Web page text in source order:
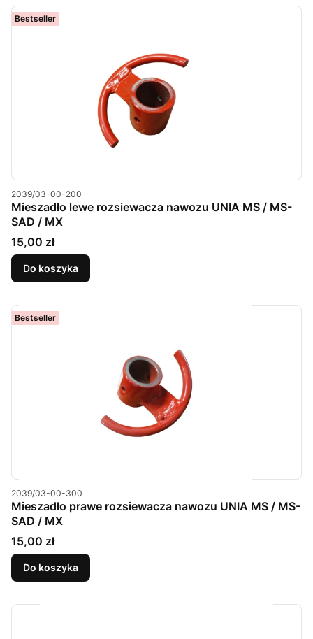
Bestseller
Kod produktu
2039/03-00-200
Mieszadło lewe rozsiewacza nawozu UNIA MS / MS-
SAD / MX
Cena
15,00 zł
Do koszyka
Bestseller
Kod produktu
2039/03-00-300
Mieszadło prawe rozsiewacza nawozu UNIA MS / MS-
SAD / MX
Cena
15,00 zł
Do koszyka